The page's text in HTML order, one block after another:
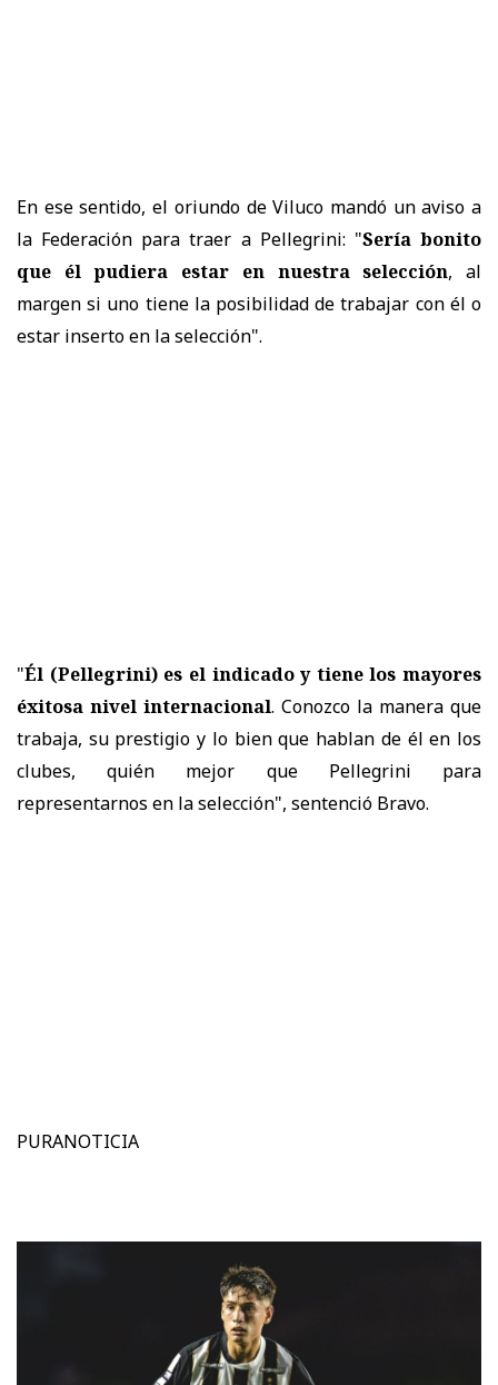
En ese sentido, el oriundo de Viluco mandó un aviso a
la Federación para traer a Pellegrini: "Sería bonito
que él pudiera estar en nuestra selección, al
margen si uno tiene la posibilidad de trabajar con él o
estar inserto en la selección".
"Él (Pellegrini) es el indicado y tiene los mayores
éxitosa nivel internacional. Conozco la manera que
trabaja, su prestigio y lo bien que hablan de él en los
clubes, quién mejor que Pellegrini para
representarnos en la selección", sentenció Bravo.
PURANOTICIA